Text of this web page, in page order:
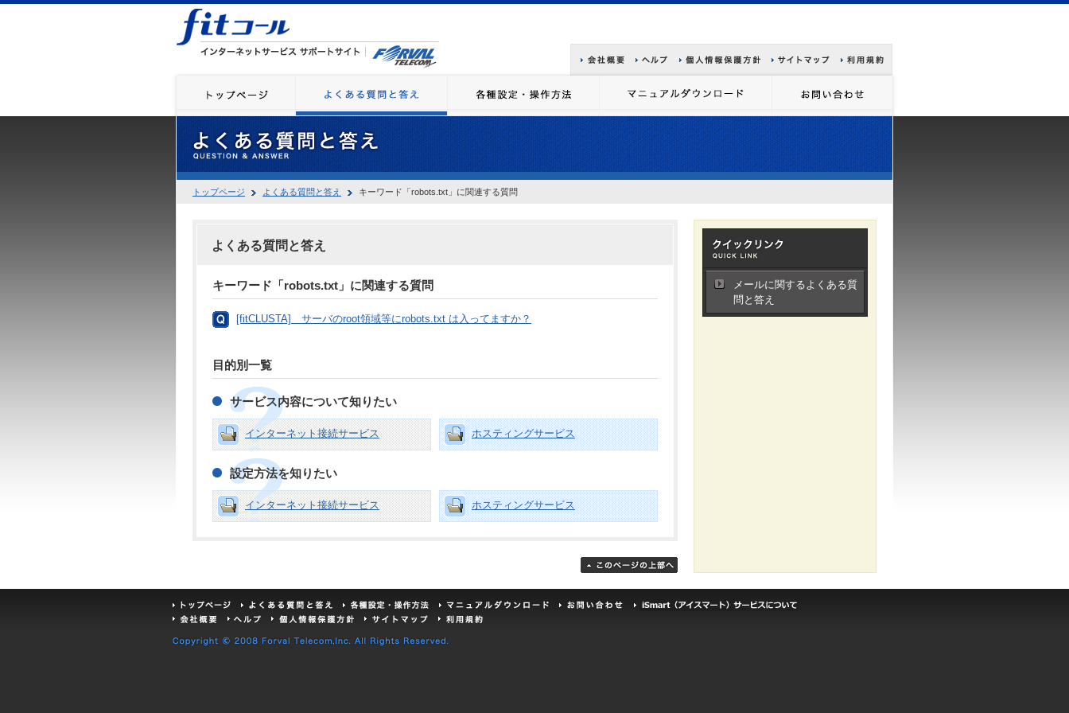
トップページ よくある質問と答え キーワード「robots.txt」に関連する質問
よくある質問と答え
キーワード「robots.txt」に関連する質問
[fitCLUSTA] サーバのroot領域等にrobots.txt は入ってますか？
目的別一覧
サービス内容について知りたい
インターネット接続サービス ホスティングサービス
設定方法を知りたい
インターネット接続サービス ホスティングサービス
メールに関するよくある質
問と答え